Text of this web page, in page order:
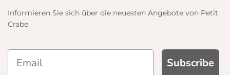
Informieren Sie sich über die neuesten Angebote von Petit
Crabe
Subscribe
AND GET